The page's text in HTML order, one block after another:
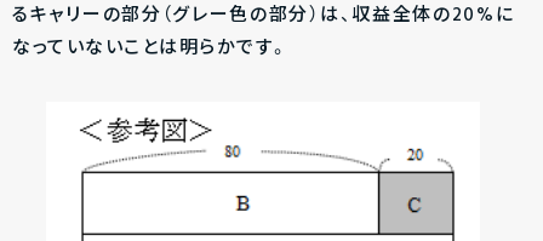
るキャリーの部分（グレー色の部分）は、収益全体の20%に
なっていないことは明らかです。